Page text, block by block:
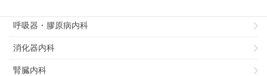
呼吸器・膠原病内科
消化器内科
腎臓内科